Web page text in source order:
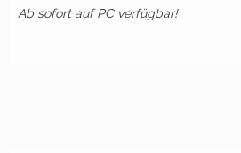
Ab sofort auf PC verfügbar!